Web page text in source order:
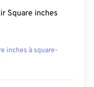
Square inches
inches à square-